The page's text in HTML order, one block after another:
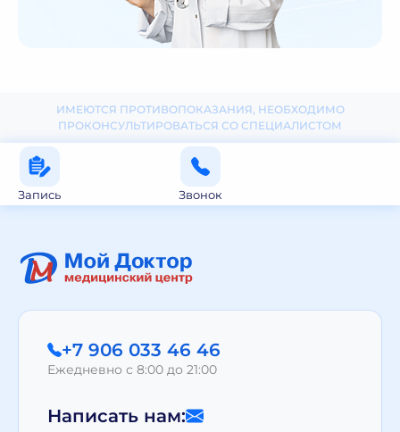
ИМЕЮТСЯ ПРОТИВОПОКАЗАНИЯ, НЕОБХОДИМО
ПРОКОНСУЛЬТИРОВАТЬСЯ СО СПЕЦИАЛИСТОМ
Запись Звонок
+7 906 033 46 46
Ежедневно с 8:00 до 21:00
Написать нам: